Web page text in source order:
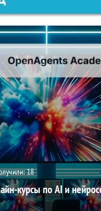
18
курсы по AI и